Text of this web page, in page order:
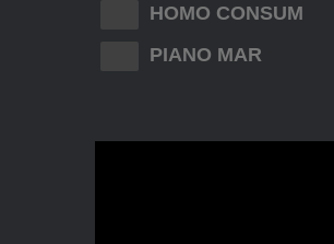
HOMO CONSUM
PIANO MAR